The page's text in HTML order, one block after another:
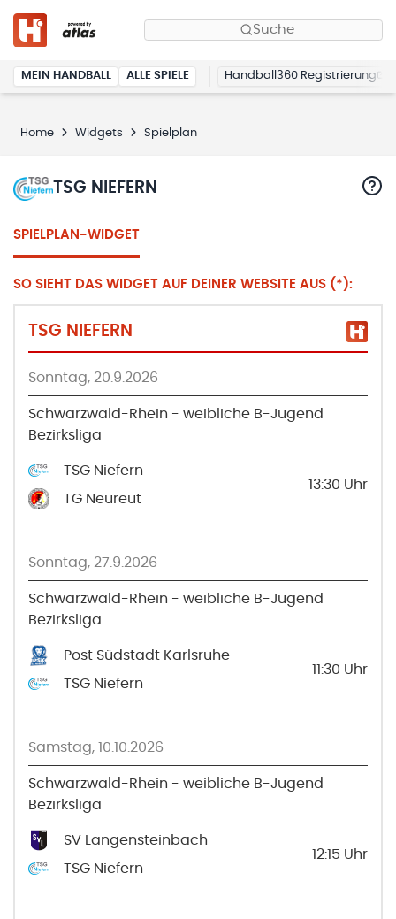
Suche
MEIN HANDBALL ALLE SPIELE Handball360 Registrierung
Home Widgets Spielplan
TSG NIEFERN
SPIELPLAN-WIDGET
SO SIEHT DAS WIDGET AUF DEINER WEBSITE AUS (*):
TSG NIEFERN
Sonntag, 20.9.2026
Schwarzwald-Rhein - weibliche B-Jugend
Bezirksliga
TSG Niefern
TG Neureut
13:30 Uhr
Sonntag, 27.9.2026
Schwarzwald-Rhein - weibliche B-Jugend
Bezirksliga
Post Südstadt Karlsruhe
TSG Niefern
11:30 Uhr
Samstag, 10.10.2026
Schwarzwald-Rhein - weibliche B-Jugend
Bezirksliga
SV Langensteinbach
TSG Niefern
12:15 Uhr